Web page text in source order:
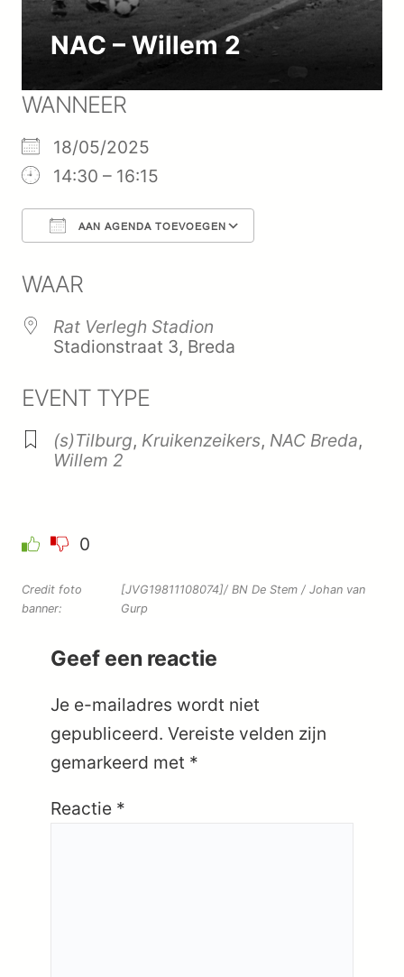
NAC – Willem 2
WANNEER
18/05/2025
14:30 – 16:15
AAN AGENDA TOEVOEGEN
WAAR
Rat Verlegh Stadion
Stadionstraat 3, Breda
EVENT TYPE
(s)Tilburg, Kruikenzeikers, NAC Breda,
Willem 2
0
Credit foto
banner:
[JVG19811108074]/ BN De Stem / Johan van
Gurp
Geef een reactie
Je e-mailadres wordt niet
gepubliceerd. Vereiste velden zijn
gemarkeerd met *
Reactie *